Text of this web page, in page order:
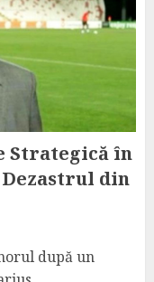
Strategică în
Dezastrul din
după un